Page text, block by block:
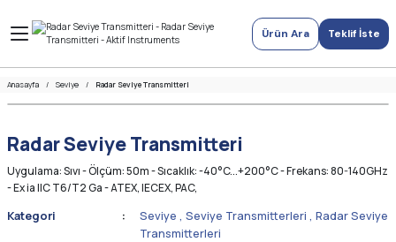
Ürün Ara Teklif İste
Anasayfa Seviye Radar Seviye Transmitteri
Radar Seviye Transmitteri
Uygulama: Sıvı - Ölçüm: 50m - Sıcaklık: -40°C...+200°C - Frekans: 80-140GHz
- Ex ia IIC T6/T2 Ga - ATEX, IECEX, PAC,
Kategori Seviye , Seviye Transmitterleri , Radar Seviye
Transmitterleri